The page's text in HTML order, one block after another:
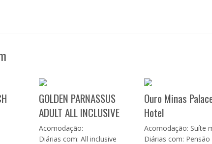
GOLDEN PARNASSUS
ADULT ALL INCLUSIVE
Acomodação:
Diárias com: All inclusive
Ouro Minas
Hotel
Acomodação: Suíte
Diárias com: Pensão